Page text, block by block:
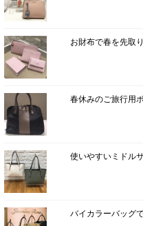
お財布で春を先取
春休みのご旅行用
使いやすいミドル
バイカラーバッグ